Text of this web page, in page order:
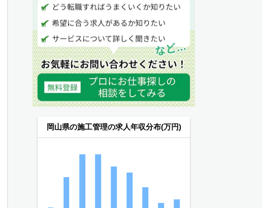
岡山県の施工管理の求人年収分布(万円)